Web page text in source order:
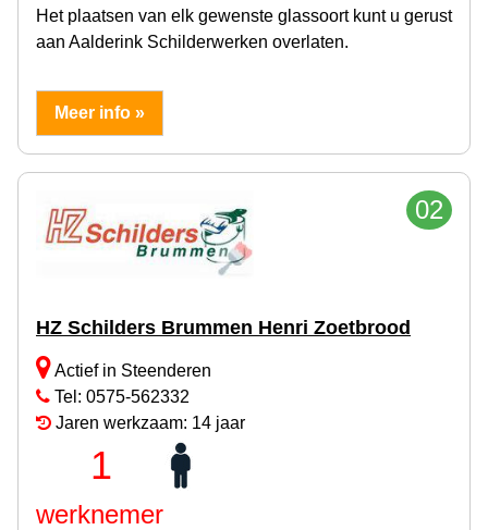
Het plaatsen van elk gewenste glassoort kunt u gerust
aan Aalderink Schilderwerken overlaten.
Meer info »
02
HZ Schilders Brummen Henri Zoetbrood
Actief in Steenderen
Tel: 0575-562332
Jaren werkzaam: 14 jaar
1
werknemer